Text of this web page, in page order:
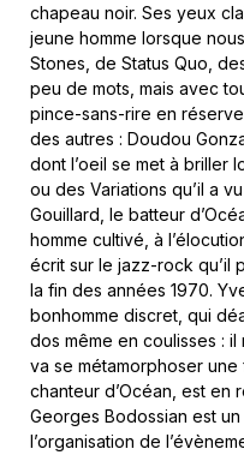
chapeau noir. Ses yeux
jeune homme lorsque
Stones, de Status Quo,
peu de mots, mais avec
pince-sans-rire en
des autres : Doudou
dont l’oeil se met à briller
ou des Variations qu’il a
Gouillard, le batteur
homme cultivé, à
écrit sur le jazz-rock qu’il
la fin des années 1970.
bonhomme discret, qui
dos même en coulisses : il
va se métamorphoser
chanteur d’Océan, est en
Georges Bodossian est
l’organisation de